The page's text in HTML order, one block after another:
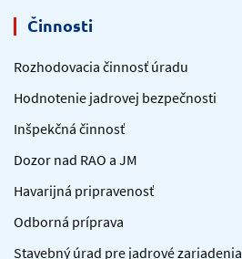
Činnosti
Rozhodovacia činnosť úradu
Hodnotenie jadrovej bezpečnosti
Inšpekčná činnosť
Dozor nad RAO a JM
Havarijná pripravenosť
Odborná príprava
Stavebný úrad pre jadrové zariadenia